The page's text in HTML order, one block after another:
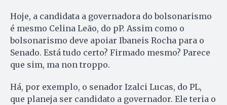
Hoje, a candidata a governadora do bolsonarismo
é mesmo Celina Leão, do pP. Assim como o
bolsonarismo deve apoiar Ibaneis Rocha para o
Senado. Está tudo certo? Firmado mesmo? Parece
que sim, ma non troppo.
Há, por exemplo, o senador Izalci Lucas, do PL,
que planeja ser candidato a governador. Ele teria o